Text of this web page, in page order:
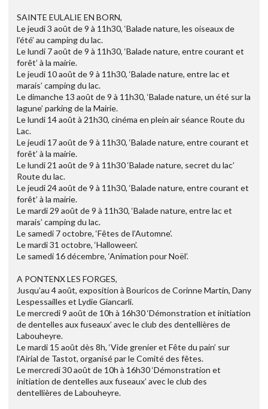
SAINTE EULALIE EN BORN,
Le jeudi 3 août de 9 à 11h30, ‘Balade nature, les oiseaux de
l’été’ au camping du lac.
Le lundi 7 août de 9 à 11h30, ‘Balade nature, entre courant et
forêt’ à la mairie.
Le jeudi 10 août de 9 à 11h30, ‘Balade nature, entre lac et
marais’ camping du lac.
Le dimanche 13 août de 9 à 11h30, ‘Balade nature, un été sur la
lagune’ parking de la Mairie.
Le lundi 14 août à 21h30, cinéma en plein air séance Route du
Lac.
Le jeudi 17 août de 9 à 11h30, ‘Balade nature, entre courant et
forêt’ à la mairie.
Le lundi 21 août de 9 à 11h30 ‘Balade nature, secret du lac’
Route du lac.
Le jeudi 24 août de 9 à 11h30, ‘Balade nature, entre courant et
forêt’ à la mairie.
Le mardi 29 août de 9 à 11h30, ‘Balade nature, entre lac et
marais’ camping du lac.
Le samedi 7 octobre, ‘Fêtes de l’Automne’.
Le mardi 31 octobre, ‘Halloween’.
Le samedi 16 décembre, ‘Animation pour Noël’.
A PONTENX LES FORGES,
Jusqu’au 4 août, exposition à Bouricos de Corinne Martin, Dany
Lespessailles et Lydie Giancarli.
Le mercredi 9 août de 10h à 16h30 ‘Démonstration et initiation
de dentelles aux fuseaux’ avec le club des dentellières de
Labouheyre.
Le mardi 15 août dès 8h, ‘Vide grenier et Fête du pain’ sur
l’Airial de Tastot, organisé par le Comité des fêtes.
Le mercredi 30 août de 10h à 16h30 ‘Démonstration et
initiation de dentelles aux fuseaux’ avec le club des
dentellières de Labouheyre.